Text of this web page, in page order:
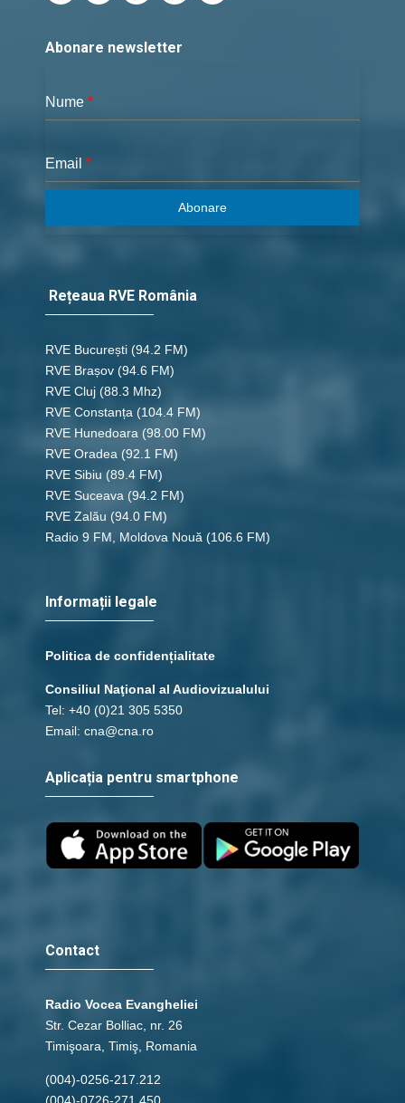
Abonare newsletter
Nume *
Email *
Abonare
Rețeaua RVE România
RVE București (94.2 FM)
RVE Brașov (94.6 FM)
RVE Cluj (88.3 Mhz)
RVE Constanța (104.4 FM)
RVE Hunedoara (98.00 FM)
RVE Oradea (92.1 FM)
RVE Sibiu (89.4 FM)
RVE Suceava (94.2 FM)
RVE Zalău (94.0 FM)
Radio 9 FM, Moldova Nouă (106.6 FM)
Informații legale
Politica de confidențialitate
Consiliul Naţional al Audiovizualului
Tel: +40 (0)21 305 5350
Email: cna@cna.ro
Aplicația pentru smartphone
Contact
Radio Vocea Evangheliei
Str. Cezar Bolliac, nr. 26
Timişoara, Timiş, Romania
(004)-0256-217.212